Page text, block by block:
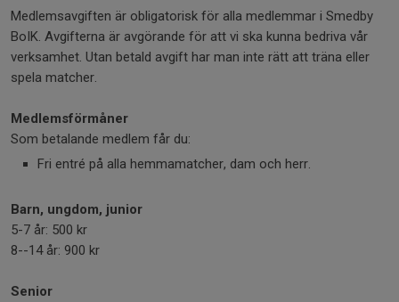
Medlemsavgiften är obligatorisk för alla medlemmar i Smedby
BoIK. Avgifterna är avgörande för att vi ska kunna bedriva vår
verksamhet. Utan betald avgift har man inte rätt att träna eller
spela matcher.
Medlemsförmåner
Som betalande medlem får du:
Fri entré på alla hemmamatcher, dam och herr.
Barn, ungdom, junior
5-7 år: 500 kr
8--14 år: 900 kr
Senior